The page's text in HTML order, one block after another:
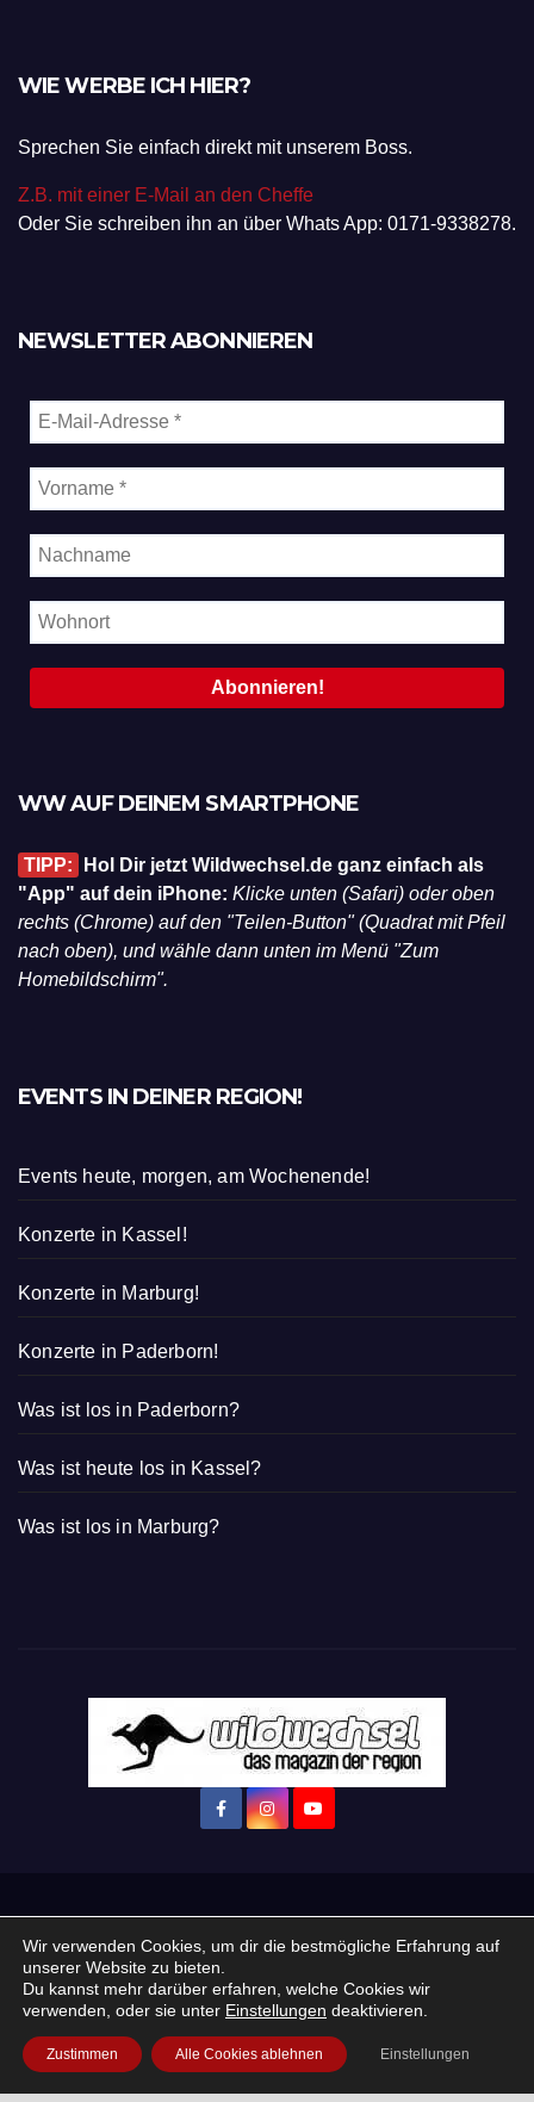
WIE WERBE ICH HIER?
Sprechen Sie einfach direkt mit unserem Boss.
Z.B. mit einer E-Mail an den Cheffe
Oder Sie schreiben ihn an über Whats App: 0171-9338278.
NEWSLETTER ABONNIEREN
WW AUF DEINEM SMARTPHONE
TIPP:
Hol Dir jetzt Wildwechsel.de ganz einfach als
"App" auf dein iPhone: Klicke unten (Safari) oder oben
rechts (Chrome) auf den "Teilen-Button" (Quadrat mit Pfeil
nach oben), und wähle dann unten im Menü "Zum
Homebildschirm".
EVENTS IN DEINER REGION!
Events heute, morgen, am Wochenende!
Konzerte in Kassel!
Konzerte in Marburg!
Konzerte in Paderborn!
Was ist los in Paderborn?
Was ist heute los in Kassel?
Was ist los in Marburg?
+ Neue Veranstaltung eintragen:
Wir verwenden Cookies, um dir die bestmögliche Erfahrung auf
unserer Website zu bieten.
Du kannst mehr darüber erfahren, welche Cookies wir
verwenden, oder sie unter Einstellungen deaktivieren.
Zustimmen Alle Cookies ablehnen Einstellungen